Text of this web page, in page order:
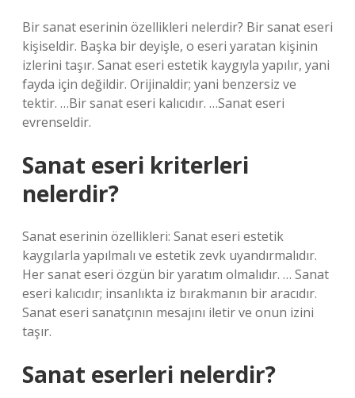
Bir sanat eserinin özellikleri nelerdir? Bir sanat eseri
kişiseldir. Başka bir deyişle, o eseri yaratan kişinin
izlerini taşır. Sanat eseri estetik kaygıyla yapılır, yani
fayda için değildir. Orijinaldir; yani benzersiz ve
tektir. …Bir sanat eseri kalıcıdır. …Sanat eseri
evrenseldir.
Sanat eseri kriterleri
nelerdir?
Sanat eserinin özellikleri: Sanat eseri estetik
kaygılarla yapılmalı ve estetik zevk uyandırmalıdır.
Her sanat eseri özgün bir yaratım olmalıdır. … Sanat
eseri kalıcıdır; insanlıkta iz bırakmanın bir aracıdır.
Sanat eseri sanatçının mesajını iletir ve onun izini
taşır.
Sanat eserleri nelerdir?